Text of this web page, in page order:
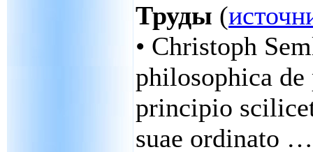
Труды (
• Christoph
philosophica
principio
suae ordinato …